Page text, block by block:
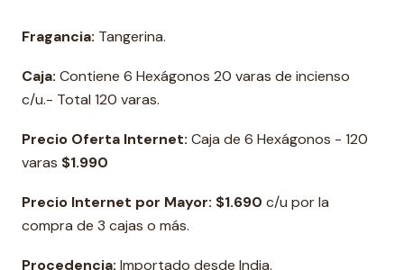
Fragancia: Tangerina.
Caja: Contiene 6 Hexágonos 20 varas de incienso
c/u.- Total 120 varas.
Precio Oferta Internet: Caja de 6 Hexágonos - 120
varas $1.990
Precio Internet por Mayor: $1.690 c/u por la
compra de 3 cajas o más.
Procedencia: Importado desde India.